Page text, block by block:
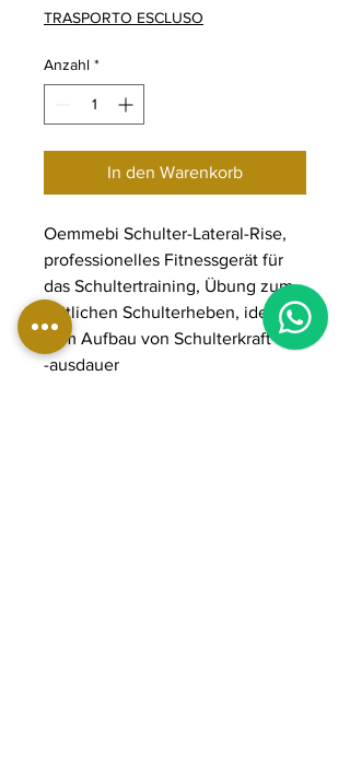
TRASPORTO ESCLUSO
Anzahl *
In den Warenkorb
Oemmebi Schulter-Lateral-Rise,
professionelles Fitnessgerät für
das Schultertraining, Übung zum
seitlichen Schulterheben, ideal
zum Aufbau von Schulterkraft und
-ausdauer